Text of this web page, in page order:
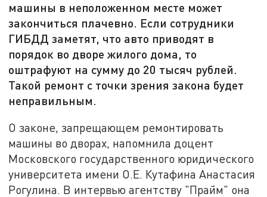
машины в неположенном месте может
закончиться плачевно. Если сотрудники
ГИБДД заметят, что авто приводят в
порядок во дворе жилого дома, то
оштрафуют на сумму до 20 тысяч рублей.
Такой ремонт с точки зрения закона будет
неправильным.
О законе, запрещающем ремонтировать
машины во дворах, напомнила доцент
Московского государственного юридического
университета имени О.Е. Кутафина Анастасия
Рогулина. В интервью агентству "Прайм" она